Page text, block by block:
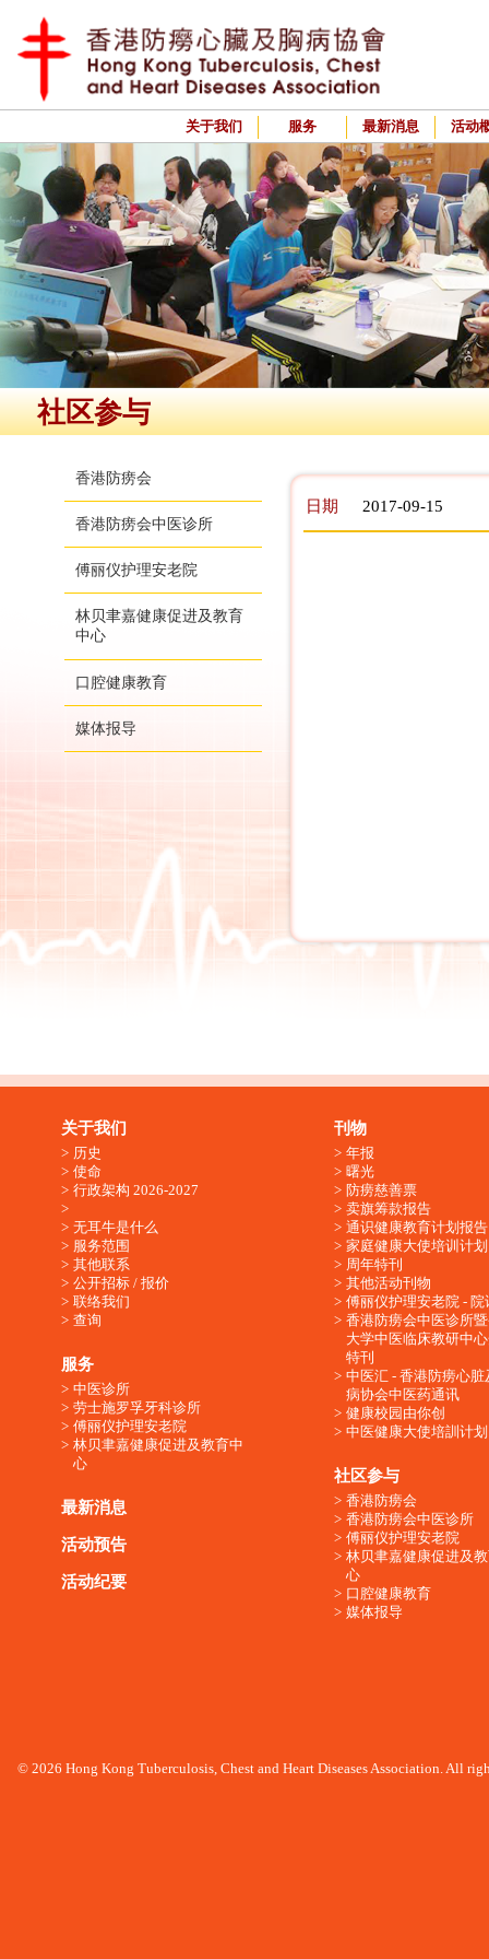
关于我们 服务 最新消息 活动
社区参与
香港防痨会
香港防痨会中医诊所
傅丽仪护理安老院
林贝聿嘉健康促进及教育
中心
口腔健康教育
媒体报导
日期 2017-09-15
关于我们
历史
使命
行政架构 2026-2027
无耳牛是什么
服务范围
其他联系
公开招标 / 报价
联络我们
查询
服务
中医诊所
劳士施罗孚牙科诊所
傅丽仪护理安老院
林贝聿嘉健康促进及教育中
心
最新消息
活动预告
活动纪要
刊物
年报
曙光
防痨慈善票
卖旗筹款报告
通识健康教育计划报告
家庭健康大使培训计划
周年特刊
其他活动刊物
傅丽仪护理安老院 - 院
香港防痨会中医诊所
大学中医临床教研中
特刊
中医汇 - 香港防痨心脏
病协会中医药通讯
健康校园由你创
中医健康大使培訓计划
社区参与
香港防痨会
香港防痨会中医诊所
傅丽仪护理安老院
林贝聿嘉健康促进及
心
口腔健康教育
媒体报导
© 2026 Hong Kong Tuberculosis, Chest and Heart Diseases Association. All